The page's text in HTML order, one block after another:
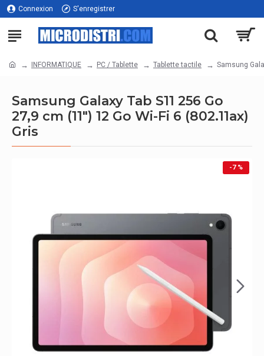
Connexion S'enregistrer
INFORMATIQUE PC / Tablette Tablette tactile Samsung
Samsung Galaxy Tab S11 256 Go
27,9 cm (11") 12 Go Wi-Fi 6 (802.11ax)
Gris
-7 %